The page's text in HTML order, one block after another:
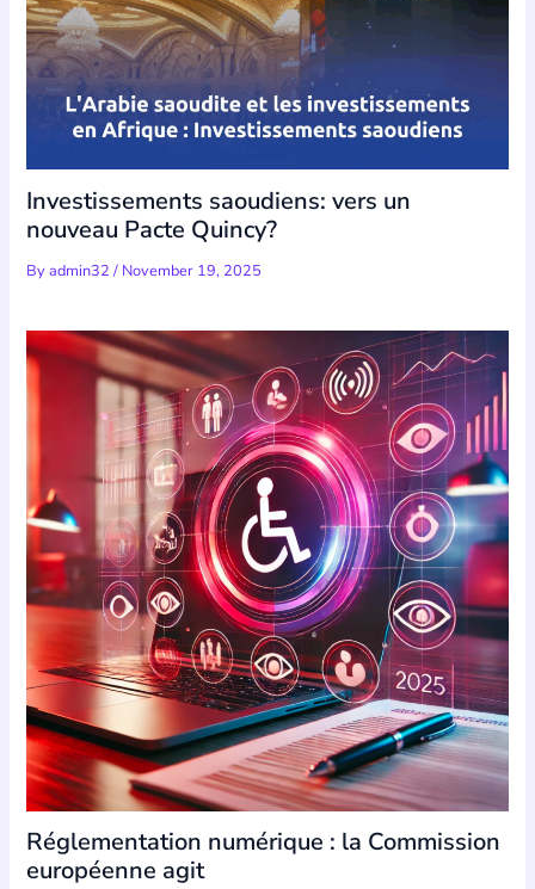
Investissements saoudiens: vers un
nouveau Pacte Quincy?
Byadmin32/ November 19, 2025
Réglementation numérique : la Commission
européenne agit